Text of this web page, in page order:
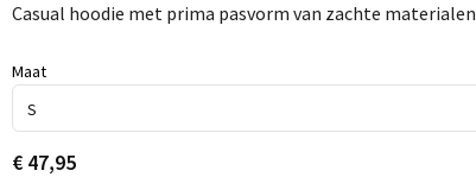
Casual hoodie met prima pasvorm van zachte materialen
Maat
€ 47,95